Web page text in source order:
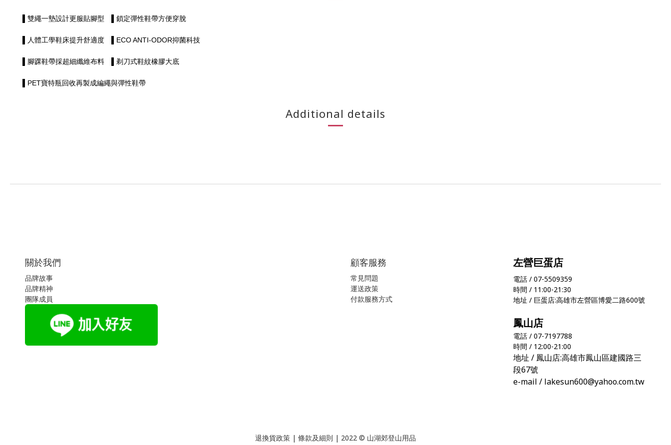
▌雙繩一墊設計更服貼腳型 ▌鎖定彈性鞋帶方便穿脫
▌人體工學鞋床提升舒適度 ▌ECO ANTI-ODOR抑菌科技
▌腳踝鞋帶採超細纖維布料 ▌剃刀式鞋紋橡膠大底
▌PET寶特瓶回收再製成編繩與彈性鞋帶
Additional details
關於我們
品牌故事
品牌精神
團隊成員
顧客服務
常見問題
運送政策
付款服務方式
左營巨蛋店
電話 / 07-5509359
時間 / 11:00-21:30
地址 / 巨蛋店:高雄市左營區博愛二路600號
鳳山店
電話 / 07-7197788
時間 / 12:00-21:00
地址 / 鳳山店:高雄市鳳山區建國路三
段67號
e-mail / lakesun600@yahoo.com.tw
退換貨政策 | 條款及細則 | 2022 © 山湖郊登山用品